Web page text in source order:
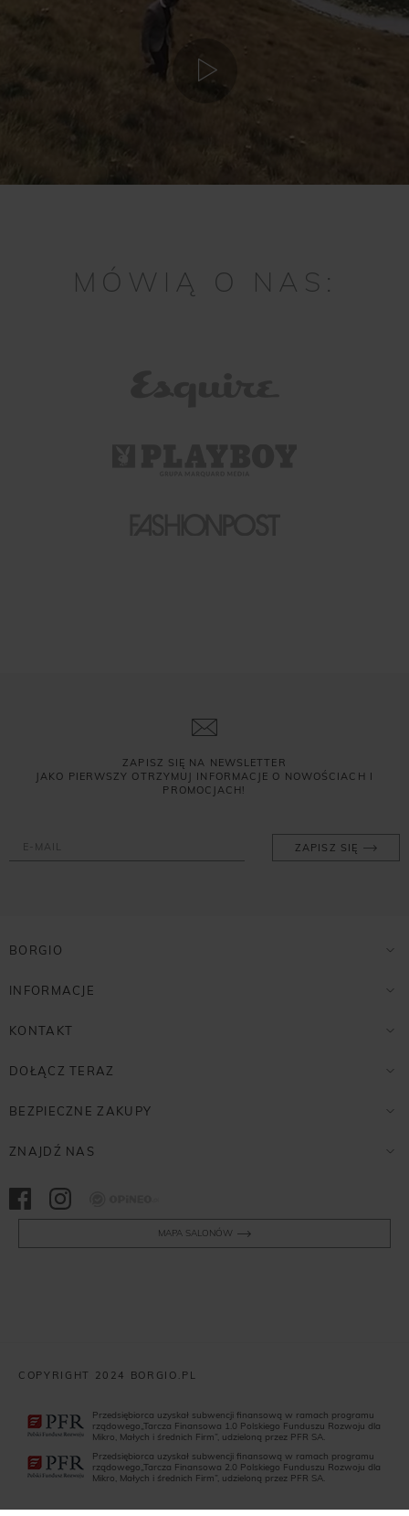
MÓWIĄ O NAS:
ZAPISZ SIĘ NA NEWSLETTER
JAKO PIERWSZY OTRZYMUJ INFORMACJE O NOWOŚCIACH I
PROMOCJACH!
ZAPISZ SIĘ
BORGIO
INFORMACJE
KONTAKT
DOŁĄCZ TERAZ
BEZPIECZNE ZAKUPY
ZNAJDŹ NAS
MAPA SALONÓW
COPYRIGHT 2024 BORGIO.PL
Przedsiębiorca uzyskał subwencji finansową w ramach programu
rządowego„Tarcza Finansowa 1.0 Polskiego Funduszu Rozwoju dla
Mikro, Małych i średnich Firm”, udzieloną przez PFR SA.
Przedsiębiorca uzyskał subwencji finansową w ramach programu
rządowego„Tarcza Finansowa 2.0 Polskiego Funduszu Rozwoju dla
Mikro, Małych i średnich Firm”, udzieloną przez PFR SA.